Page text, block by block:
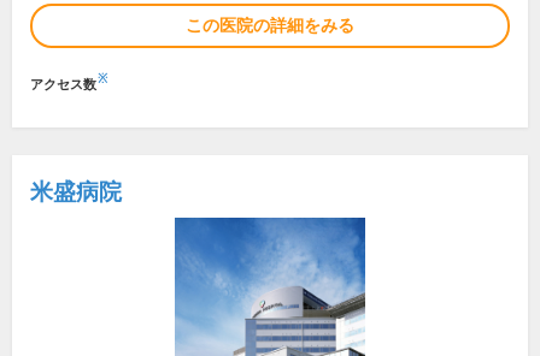
この医院の詳細をみる
アクセス数※
米盛病院